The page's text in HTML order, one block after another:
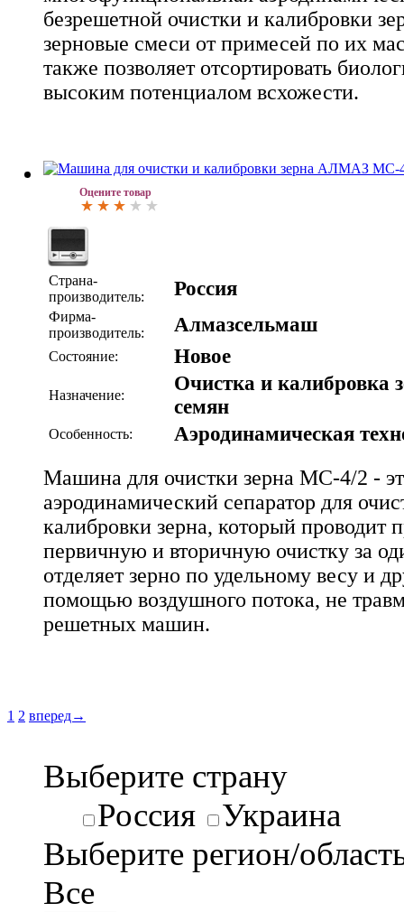
безрешетной очистки и калибровки
зерновые смеси от примесей по их
также позволяет отсортировать
высоким потенциалом всхожести.
Оцените товар
Страна-
производитель:
Россия
Фирма-
производитель:
Алмазсельмаш
Состояние: Новое
Назначение:
Очистка и калибровка
семян
Особенность: Аэродинамическая
Машина для очистки зерна МС-4/2 -
аэродинамический сепаратор для
калибровки зерна, который проводит
первичную и вторичную очистку за
отделяет зерно по удельному весу и
помощью воздушного потока, не
решетных машин.
1 2 вперед→
Выберите страну
Россия
Украина
Выберите регион/
Все